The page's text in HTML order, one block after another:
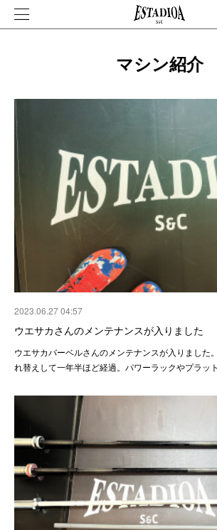
マシン紹介
2023.06.27 04:57
ウエサカさんのメンテナンスが入りました
ウエサカバーベルさんのメンテナンスが入りました
れ替えして一年半ほど経過。パワーラックやプラッ